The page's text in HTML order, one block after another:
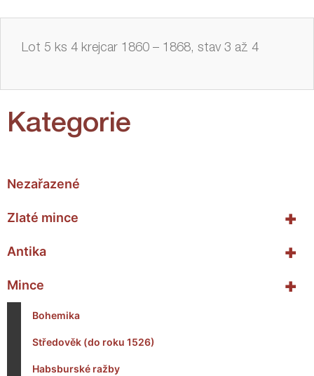
Kategorie
Nezařazené
+
Zlaté mince
+
Antika
+
Mince
Bohemika
Středověk (do roku 1526)
Habsburské ražby
Lot 5 ks 4 krejcar 1860 – 1868, stav 3 až 4